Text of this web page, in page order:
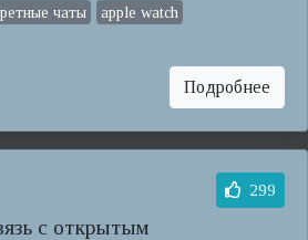
чаты
apple watch
Подробнее
с открытым
299